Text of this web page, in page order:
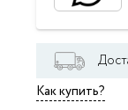
Как купить?